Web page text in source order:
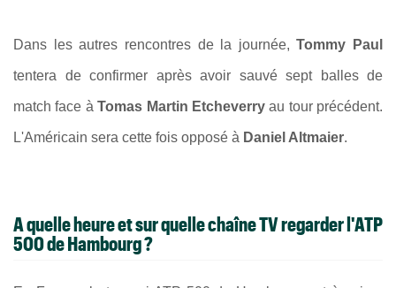
Dans les autres rencontres de la journée,Tommy Paul
tentera de confirmer après avoir sauvé sept balles de
match face àTomas Martin Etcheverryau tour précédent.
L'Américain sera cette fois opposé à Daniel Altmaier.
A quelle heure et sur quelle chaîne TV regarder l'ATP
500 de Hambourg ?